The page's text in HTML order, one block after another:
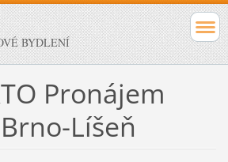
BYDLENÍ
Pronájem
Líšeň